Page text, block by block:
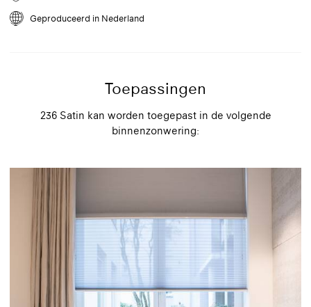
voorzichtig een stofzuiger. Plaats een zachte borstel op de stofzuiger
en zet de zuigkracht op de laagste stand. Verwijder dode
Geproduceerd in Nederland
Toepassingen
236 Satin kan worden toegepast in de volgende
binnenzonwering: